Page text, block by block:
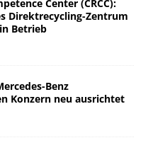
Center (CRCC):
Direktrecycling-Zentrum
Betrieb
Benz
Konzern neu ausrichtet